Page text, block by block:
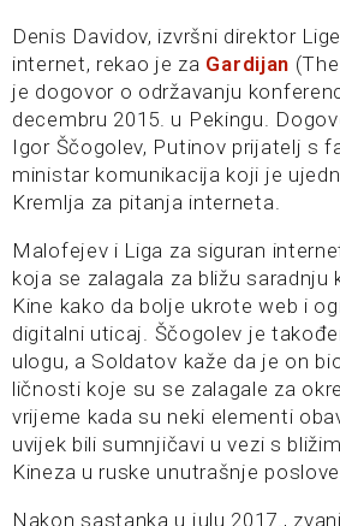
Denis Davidov, izvršni direktor
internet, rekao je za Gardijan
je dogovor o održavanju
decembru 2015. u Pekingu.
Igor Ščogolev, Putinov prijatelj s
ministar komunikacija koji je
Kremlja za pitanja interneta.
Malofejev i Liga za siguran
koja se zalagala za bližu saradnju
Kine kako da bolje ukrote web i
digitalni uticaj. Ščogolev je
ulogu, a Soldatov kaže da je on
ličnosti koje su se zalagale za
vrijeme kada su neki elementi
uvijek bili sumnjičavi u vezi s
Kineza u ruske unutrašnje
Nakon sastanka u julu 2017.,